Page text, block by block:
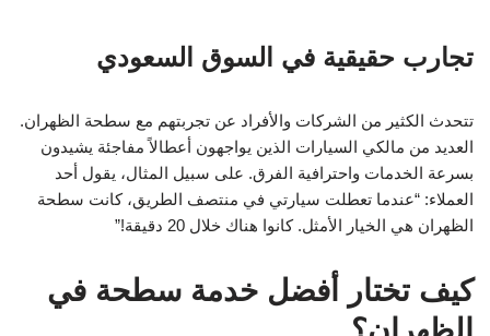
تجارب حقيقية في السوق السعودي
تتحدث الكثير من الشركات والأفراد عن تجربتهم مع سطحة الظهران.
العديد من مالكي السيارات الذين يواجهون أعطالاً مفاجئة يشيدون
بسرعة الخدمات واحترافية الفرق. على سبيل المثال، يقول أحد
العملاء: “عندما تعطلت سيارتي في منتصف الطريق، كانت سطحة
الظهران هي الخيار الأمثل. كانوا هناك خلال 20 دقيقة!”
كيف تختار أفضل خدمة سطحة في